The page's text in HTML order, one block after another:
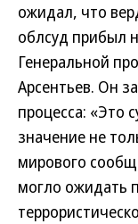
ожидал, что
облсуд прибыл
Генеральной
Арсентьев. Он
процесса: «Это
значение не
мирового
могло ожидать